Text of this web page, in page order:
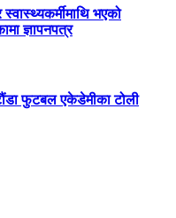
भएको
ज्ञापनपत्र
फुटबल एकेडेमीका टोली